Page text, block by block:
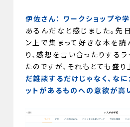
伊佐さん： ワークショップや
あるんだなと感じました。先
ン上で集まって好きな本を
り、感想を言い合ったりする
たのですが、それもとても盛り
だ雑談するだけじゃなく、な
ットがあるものへの意欲が高